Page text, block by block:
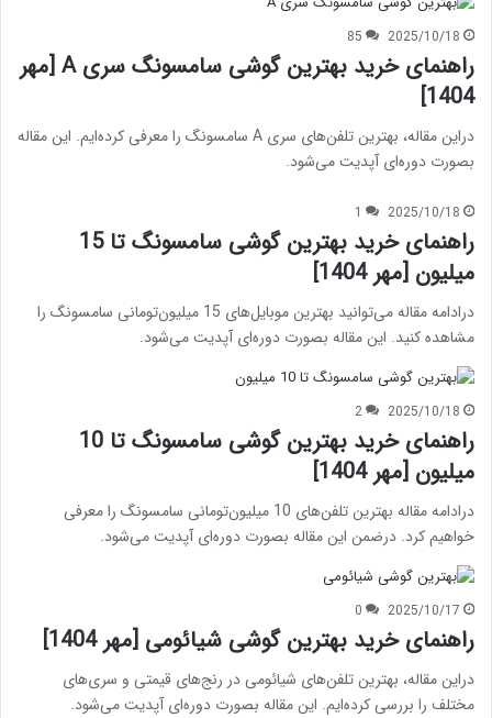
2025/10/18
85
راهنمای خرید بهترین گوشی سامسونگ سری A [مهر
1404]
دراین مقاله، بهترین تلفن‌های سری A سامسونگ را معرفی کرده‌ایم. این مقاله
بصورت دوره‌ای آپدیت می‌شود.
2025/10/18
1
راهنمای خرید بهترین گوشی سامسونگ تا 15
میلیون [مهر 1404]
درادامه مقاله می‌توانید بهترین موبایل‌های 15 میلیون‌تومانی سامسونگ را
مشاهده کنید. این مقاله بصورت دوره‌ای آپدیت می‌شود.
2025/10/18
2
راهنمای خرید بهترین گوشی سامسونگ تا 10
میلیون [مهر 1404]
درادامه مقاله بهترین تلفن‌های 10 میلیون‌تومانی سامسونگ را معرفی
خواهیم کرد. درضمن این مقاله بصورت دوره‌ای آپدیت می‌شود.
2025/10/17
0
راهنمای خرید بهترین گوشی شیائومی [مهر 1404]
دراین مقاله، بهترین تلفن‌های شیائومی در رنج‌های قیمتی و سری‌های
مختلف را بررسی کرده‌ایم. این مقاله بصورت دوره‌ای آپدیت می‌شود.